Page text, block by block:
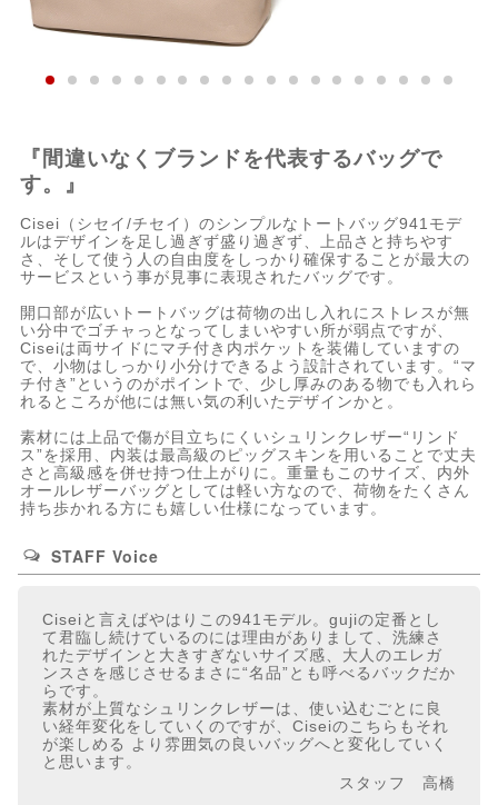
『間違いなくブランドを代表するバッグで
す。』
Cisei（シセイ/チセイ）のシンプルなトートバッグ941モデ
ルはデザインを足し過ぎず盛り過ぎず、上品さと持ちやす
さ、そして使う人の自由度をしっかり確保することが最大の
サービスという事が見事に表現されたバッグです。
開口部が広いトートバッグは荷物の出し入れにストレスが無
い分中でゴチャっとなってしまいやすい所が弱点ですが、
Ciseiは両サイドにマチ付き内ポケットを装備していますの
で、小物はしっかり小分けできるよう設計されています。“マ
チ付き”というのがポイントで、少し厚みのある物でも入れら
れるところが他には無い気の利いたデザインかと。
素材には上品で傷が目立ちにくいシュリンクレザー“リンド
ス”を採用、内装は最高級のピッグスキンを用いることで丈夫
さと高級感を併せ持つ仕上がりに。重量もこのサイズ、内外
オールレザーバッグとしては軽い方なので、荷物をたくさん
持ち歩かれる方にも嬉しい仕様になっています。
STAFF Voice
Ciseiと言えばやはりこの941モデル。gujiの定番とし
て君臨し続けているのには理由がありまして、洗練さ
れたデザインと大きすぎないサイズ感、大人のエレガ
ンスさを感じさせるまさに“名品”とも呼べるバックだか
らです。
素材が上質なシュリンクレザーは、使い込むごとに良
い経年変化をしていくのですが、Ciseiのこちらもそれ
が楽しめる より雰囲気の良いバッグへと変化していく
と思います。
スタッフ 高橋